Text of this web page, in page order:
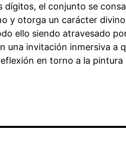
dígitos, el conjunto se
y otorga un carácter
ello siendo atravesado
una invitación inmersiva a
en torno a la pintura